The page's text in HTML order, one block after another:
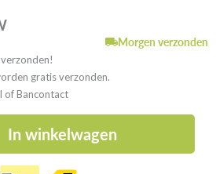
Morgen verzonden
gratis verzonden.
of Bancontact
In winkelwagen